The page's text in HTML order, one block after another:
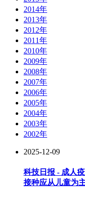
2014年
2013年
2012年
2011年
2010年
2009年
2008年
2007年
2006年
2005年
2004年
2003年
2002年
2025-12-09
科技日报 - 成人
接种应从儿童为